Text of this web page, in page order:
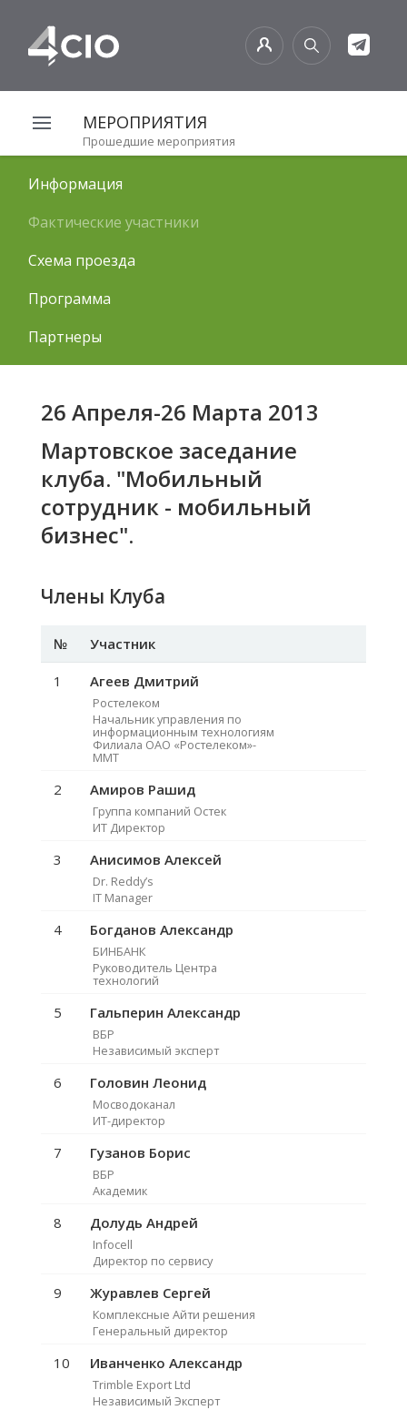
МЕРОПРИЯТИЯ
Прошедшие мероприятия
Информация
Фактические участники
Схема проезда
Программа
Партнеры
26 Апреля-26 Марта 2013
Мартовское заседание
клуба. "Мобильный
сотрудник - мобильный
бизнес".
Члены Клуба
№ Участник
1 Агеев Дмитрий
Ростелеком
Начальник управления по
информационным технологиям
Филиала ОАО «Ростелеком»-
ММТ
2 Амиров Рашид
Группа компаний Остек
ИТ Директор
3 Анисимов Алексей
Dr. Reddy’s
IT Manager
4 Богданов Александр
БИНБАНК
Руководитель Центра
технологий
5 Гальперин Александр
ВБР
Независимый эксперт
6 Головин Леонид
Мосводоканал
ИТ-директор
7 Гузанов Борис
ВБР
Академик
8 Долудь Андрей
Infocell
Директор по сервису
9 Журавлев Сергей
Комплексные Айти решения
Генеральный директор
10 Иванченко Александр
Trimble Export Ltd
Независимый Эксперт